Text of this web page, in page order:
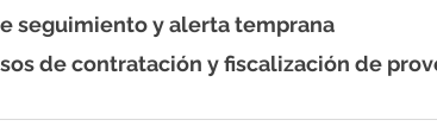
seguimiento y alerta temprana
de contratación y fiscalización de